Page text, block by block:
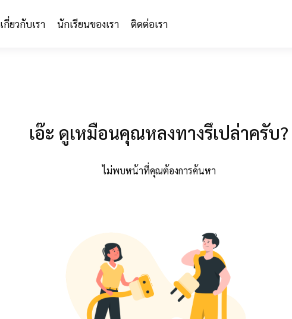
เกี่ยวกับเรา นักเรียนของเรา ติดต่อเรา
เอ๊ะ ดูเหมือนคุณหลงทางรึเปล่าครับ?
ไม่พบหน้าที่คุณต้องการค้นหา